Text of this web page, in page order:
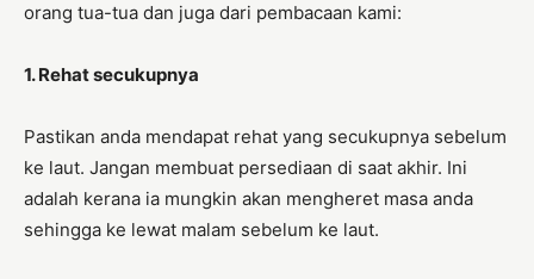
orang tua-tua dan juga dari pembacaan kami:
1. Rehat secukupnya
Pastikan anda mendapat rehat yang secukupnya sebelum
ke laut. Jangan membuat persediaan di saat akhir. Ini
adalah kerana ia mungkin akan mengheret masa anda
sehingga ke lewat malam sebelum ke laut.